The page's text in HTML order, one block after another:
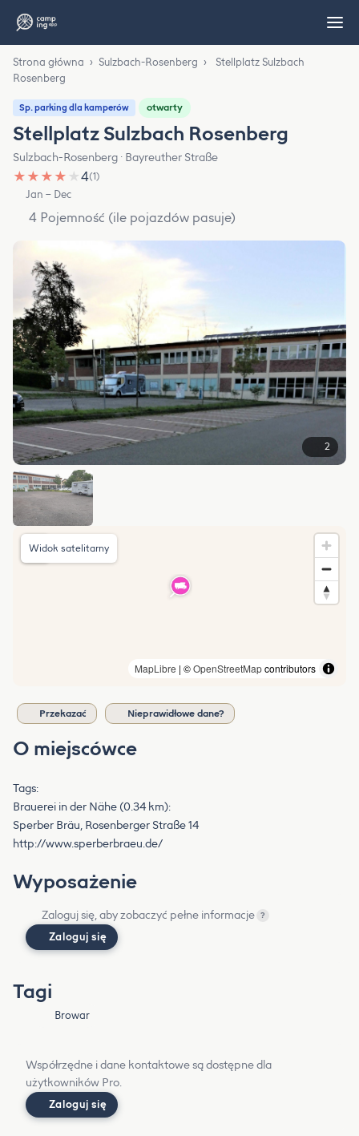
Strona główna › Sulzbach-Rosenberg ›
Stellplatz Sulzbach
Rosenberg
Sp. parking dla kamperów otwarty
Stellplatz Sulzbach Rosenberg
Sulzbach-Rosenberg · Bayreuther Straße
★ ★ ★ ★ ★4(1)
Jan – Dec
4 Pojemność (ile pojazdów pasuje)
2
MapLibre | ©OpenStreetMapcontributors
Widok satelitarny
Przekazać Nieprawidłowe dane?
O miejscówce
Tags:
Brauerei in der Nähe (0.34 km):
Sperber Bräu, Rosenberger Straße 14
http://www.sperberbraeu.de/
Wyposażenie
Zaloguj się, aby zobaczyć pełne informacje ?
Zaloguj się
Tagi
Browar
Współrzędne i dane kontaktowe są dostępne dla
użytkowników Pro.
Zaloguj się